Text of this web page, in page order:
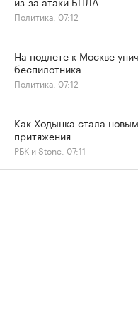
Политика, 07:12
На подлете к Москве
беспилотника
Политика, 07:12
Как Ходынка стала
притяжения
РБК и Stone, 07:11